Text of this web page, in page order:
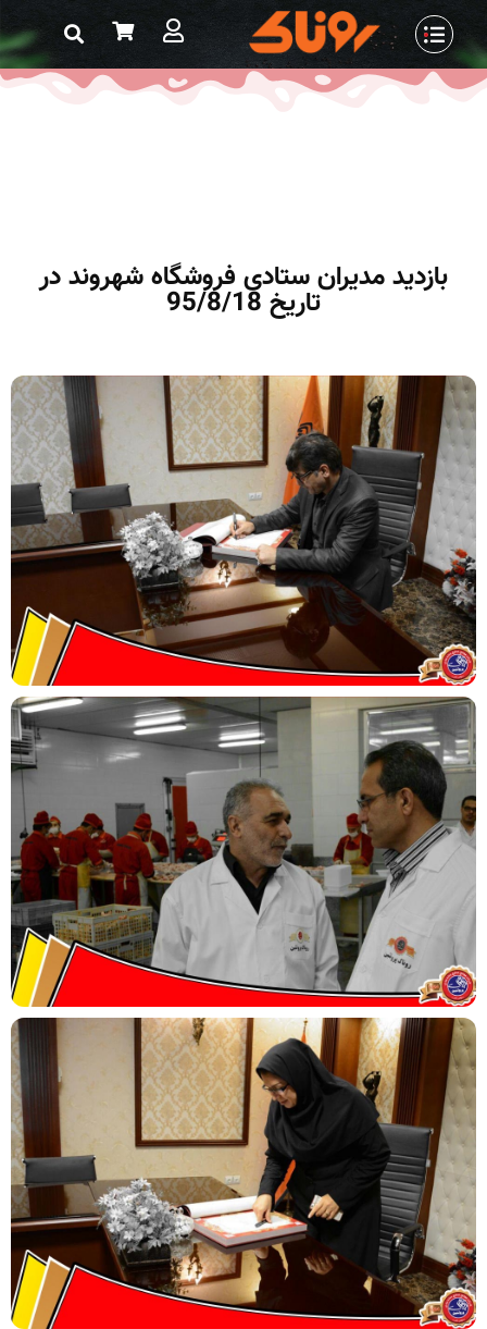
بازدید مدیران ستادی فروشگاه شهروند در
تاریخ 95/8/18